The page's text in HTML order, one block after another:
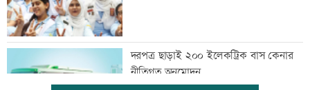
দরপত্র ছাড়াই ২০০ ইলেকট্রিক বাস কেনার
নীতিগত অনুমোদন